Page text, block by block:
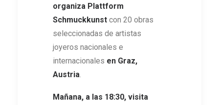
organiza Plattform
Schmuckkunst con 20 obras
seleccionadas de artistas
joyeros nacionales e
internacionales en Graz,
Austria.
Mañana, a las 18:30, visita